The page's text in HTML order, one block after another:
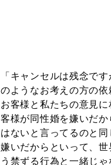
「キャンセルは残念で
のようなお考えの方の依
お客様と私たちの意見
客様が同性婚を嫌いだ
はないと言ってるのと
嫌いだからといって、
う禁ずる行為と一緒じゃ